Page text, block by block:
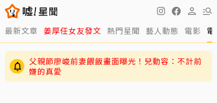
最新文章 姜厚任女友發文 熱門星聞 藝人動態 電影
父親節廖峻前妻餵飯畫面曝光！兒動容：不計前
嫌的真愛